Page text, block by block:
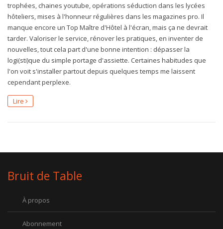
trophées, chaines youtube, opérations séduction dans les lycées
hôteliers, mises à l'honneur régulières dans les magazines pro. Il
manque encore un Top Maître d'Hôtel à l'écran, mais ça ne devrait
tarder. Valoriser le service, rénover les pratiques, en inventer de
nouvelles, tout cela part d'une bonne intention : dépasser la
logi(sti)que du simple portage d'assiette. Certaines habitudes que
l'on voit s'installer partout depuis quelques temps me laissent
cependant perplexe.
Lire
Bruit de Table
À propos
Abonnement